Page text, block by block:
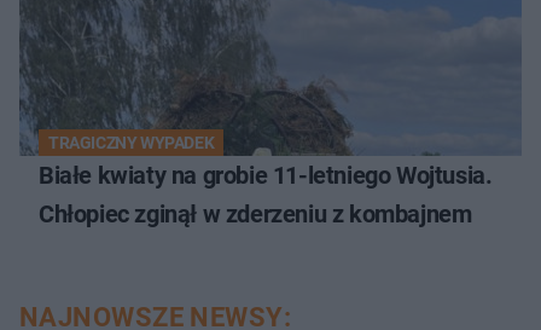
TRAGICZNY WYPADEK
Białe kwiaty na grobie 11-letniego Wojtusia.
Chłopiec zginął w zderzeniu z kombajnem
NAJNOWSZE NEWSY: